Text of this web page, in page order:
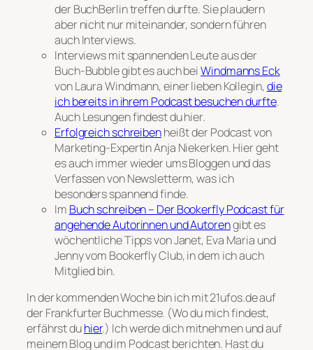
der BuchBerlin treffen durfte. Sie plaudern
aber nicht nur miteinander, sondern führen
auch Interviews.
Interviews mit spannenden Leute aus der
Buch-Bubble gibt es auch beiWindmanns Eck
von Laura Windmann, einer lieben Kollegin,die
ich bereits in ihrem Podcast besuchen durfte.
Auch Lesungen findest du hier.
Erfolgreich schreibenheißt der Podcast von
Marketing-Expertin Anja Niekerken. Hier geht
es auch immer wieder ums Bloggen und das
Verfassen von Newsletterm, was ich
besonders spannend finde.
Im Buch schreiben – Der Bookerfly Podcast für
angehende Autorinnen und Autorengibt es
wöchentliche Tipps von Janet, Eva Maria und
Jenny vom Bookerfly Club, in dem ich auch
Mitglied bin.
In der kommenden Woche bin ich mit 21ufos.de auf
der Frankfurter Buchmesse. (Wo du mich findest,
erfährst duhier.) Ich werde dich mitnehmen und auf
meinem Blog und im Podcast berichten. Hast du